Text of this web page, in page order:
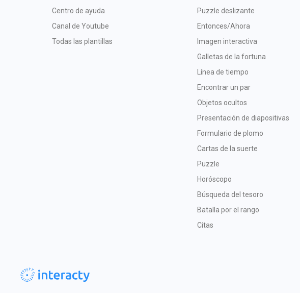
Centro de ayuda
Canal de Youtube
Todas las plantillas
Puzzle deslizante
Entonces/Ahora
Imagen interactiva
Galletas de la fortuna
Línea de tiempo
Encontrar un par
Objetos ocultos
Presentación de diapositivas
Formulario de plomo
Cartas de la suerte
Puzzle
Horóscopo
Búsqueda del tesoro
Batalla por el rango
Citas